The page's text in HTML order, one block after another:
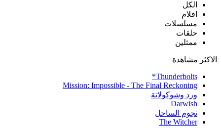
الكل
افلام
مسلسلات
حلقات
ممثلين
الاكثر مشاهدة
Thunderbolts*
Mission: Impossible - The Final Reckoning
ورد وشوكولاتة
Darwish
نجوم الساحل
The Witcher